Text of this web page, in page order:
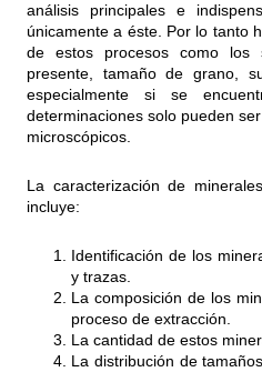
análisis principales e
únicamente a éste. Por lo tanto
de estos procesos como los
presente, tamaño de grano,
especialmente si se
determinaciones solo pueden
microscópicos.
La caracterización de
incluye:
Identificación de los
y trazas.
La composición de los
proceso de extracción.
La cantidad de estos
La distribución de